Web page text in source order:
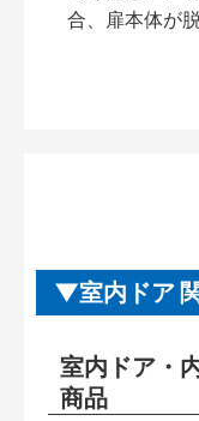
合、扉本体が
室内ドア
室内ドア・
商品